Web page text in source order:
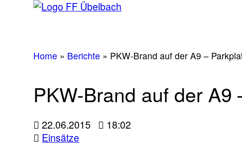
Home » Berichte » PKW-Brand auf der A9 –
PKW-Brand auf der
22.06.2015
18:02
Einsätze